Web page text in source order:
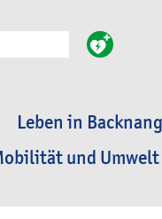
Leben in Backnang
und Umwelt